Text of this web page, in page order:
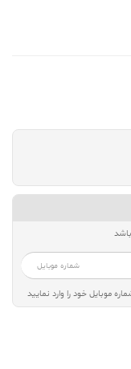
موبایل خود را وارد نمایید